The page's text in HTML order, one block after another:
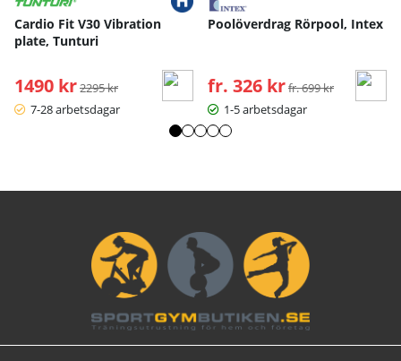
Cardio Fit V30 Vibration
plate, Tunturi
1490 kr Ordinarie pris:
2295 kr
7-28 arbetsdagar
Poolöverdrag Rörpool, Intex
fr. 326 kr Ordinarie pris:
fr. 699 kr
1-5 arbetsdagar